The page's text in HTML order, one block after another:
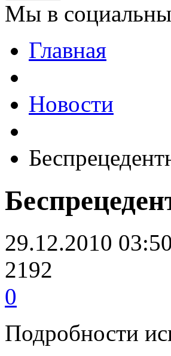
Мы в
Главная
Новости
29.12.2010 03:50
2192
0
Подробности